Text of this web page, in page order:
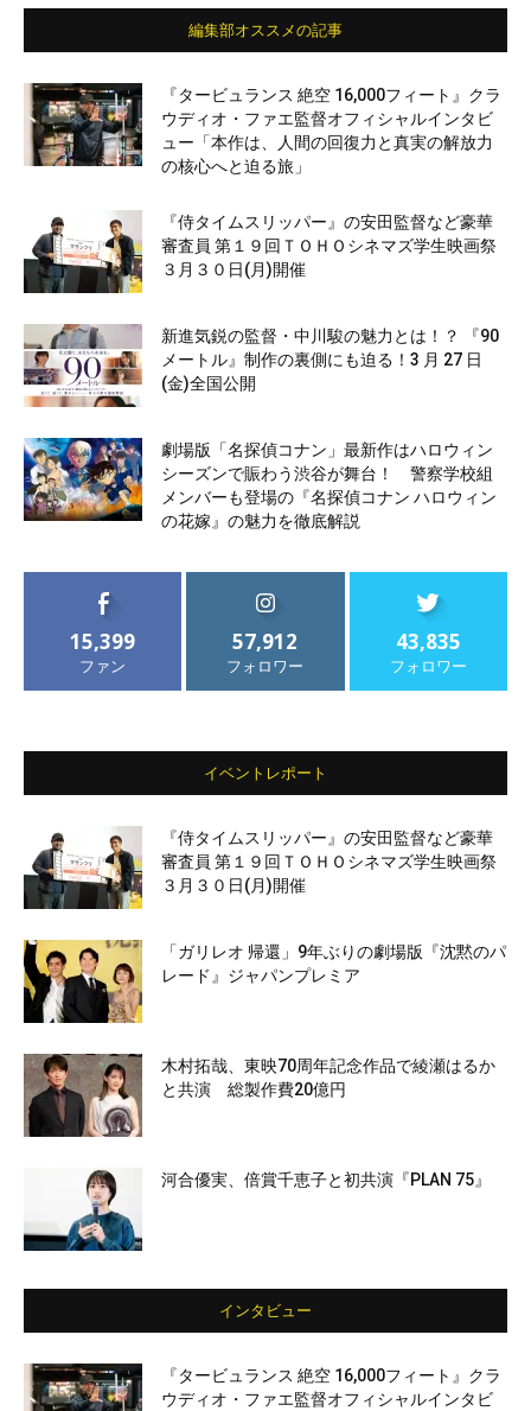
編集部オススメの記事
『タービュランス 絶空 16,000フィート』クラ
ウディオ・ファエ監督オフィシャルインタビ
ュー「本作は、人間の回復力と真実の解放力
の核心へと迫る旅」
『侍タイムスリッパー』の安田監督など豪華
審査員 第１９回ＴＯＨＯシネマズ学生映画祭
３月３０日(月)開催
新進気鋭の監督・中川駿の魅力とは！？ 『90
メートル』制作の裏側にも迫る！3 月 27 日
(金)全国公開
劇場版「名探偵コナン」最新作はハロウィン
シーズンで賑わう渋谷が舞台！ 警察学校組
メンバーも登場の『名探偵コナン ハロウィン
の花嫁』の魅力を徹底解説
15,399
ファン
57,912
フォロワー
43,835
フォロワー
イベントレポート
『侍タイムスリッパー』の安田監督など豪華
審査員 第１９回ＴＯＨＯシネマズ学生映画祭
３月３０日(月)開催
「ガリレオ 帰還」9年ぶりの劇場版『沈黙のパ
レード』ジャパンプレミア
木村拓哉、東映70周年記念作品で綾瀬はるか
と共演 総製作費20億円
河合優実、倍賞千恵子と初共演『PLAN 75』
インタビュー
『タービュランス 絶空 16,000フィート』クラ
ウディオ・ファエ監督オフィシャルインタビ